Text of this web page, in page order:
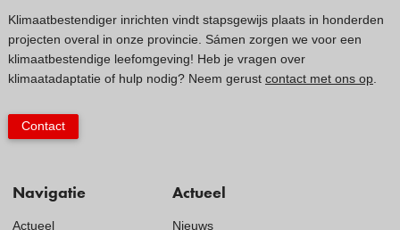
Navigatie
Actueel
Actueel
Nieuws
Klimaatbestendiger inrichten vindt stapsgewijs plaats in honderden
projecten overal in onze provincie. Sámen zorgen we voor een
klimaatbestendige leefomgeving! Heb je vragen over
klimaatadaptatie of hulp nodig? Neem gerust contact met ons op.
Contact